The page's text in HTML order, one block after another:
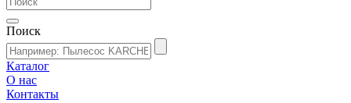
Поиск
Каталог
О нас
Контакты